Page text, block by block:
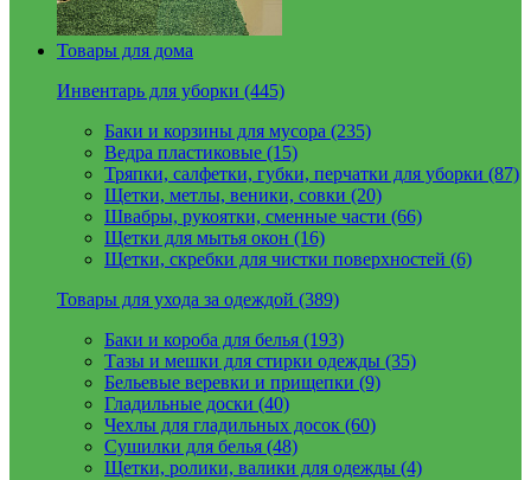
Товары для дома
Инвентарь для уборки (445)
Баки и корзины для мусора (235)
Ведра пластиковые (15)
Тряпки, салфетки, губки, перчатки для уборки (87)
Щетки, метлы, веники, совки (20)
Швабры, рукоятки, сменные части (66)
Щетки для мытья окон (16)
Щетки, скребки для чистки поверхностей (6)
Товары для ухода за одеждой (389)
Баки и короба для белья (193)
Тазы и мешки для стирки одежды (35)
Бельевые веревки и прищепки (9)
Гладильные доски (40)
Чехлы для гладильных досок (60)
Сушилки для белья (48)
Щетки, ролики, валики для одежды (4)